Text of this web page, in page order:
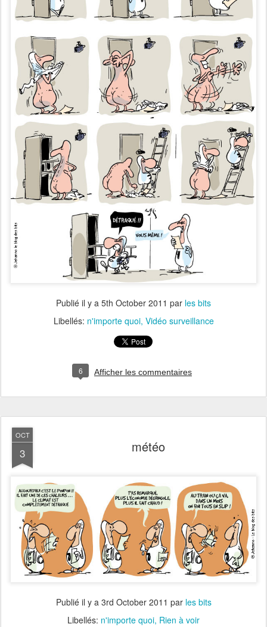
Publié il y a 5th October 2011 par les bits
Libellés: n'importe quoi Vidéo surveillance
6 Afficher les commentaires
OCT
3 météo
Publié il y a 3rd October 2011 par les bits
Libellés: n'importe quoi Rien à voir